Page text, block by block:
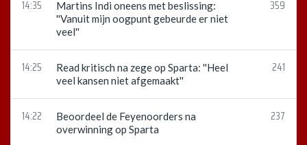
14:35
Martins Indi oneens met beslissing:
''Vanuit mijn oogpunt gebeurde er niet
veel''
359
14:25
Read kritisch na zege op Sparta: ''Heel
veel kansen niet afgemaakt''
241
14:22
Beoordeel de Feyenoorders na
overwinning op Sparta
237